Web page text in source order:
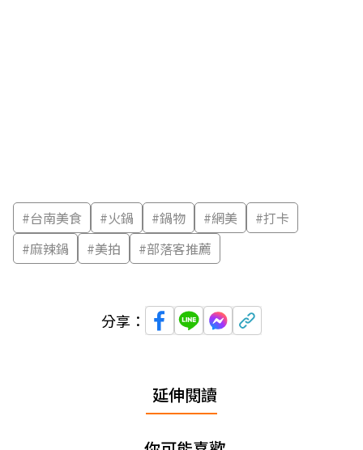
#台南美食 #火鍋 #鍋物 #網美 #打卡
#麻辣鍋 #美拍 #部落客推薦
分享：
延伸閱讀